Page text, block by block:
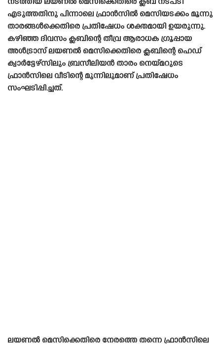
നടത്തിയ ലയണൽ മെസിക്കെതിരെ ക്ലബ് നടപടി
എടുത്തതിനു പിന്നാലെ ഫ്രാൻസിൽ മെസിയടക്കം മൂന്നു
താരങ്ങൾക്കെതിരെ പ്രതിഷേധം ശക്തമായി ഉയരുന്നു.
കഴിഞ്ഞ ദിവസം ക്ലബിന്റെ തീവ്ര ആരാധക ഗ്രൂപ്പായ
അൾട്രാസ് ലയണൽ മെസിക്കെതിരെ ക്ലബിന്റെ ഹെഡ്
ക്വാർട്ടേഴ്‌സിലും ബ്രസീലിയൻ താരം നെയ്‌മറുടെ
ഫ്രാൻസിലെ വീടിന്റെ മുന്നിലുമാണ് പ്രതിഷേധം
സംഘടിപ്പിച്ചത്.
ലയണൽ മെസിക്കെതിരെ നേരത്തെ തന്നെ ഫ്രാൻസിലെ